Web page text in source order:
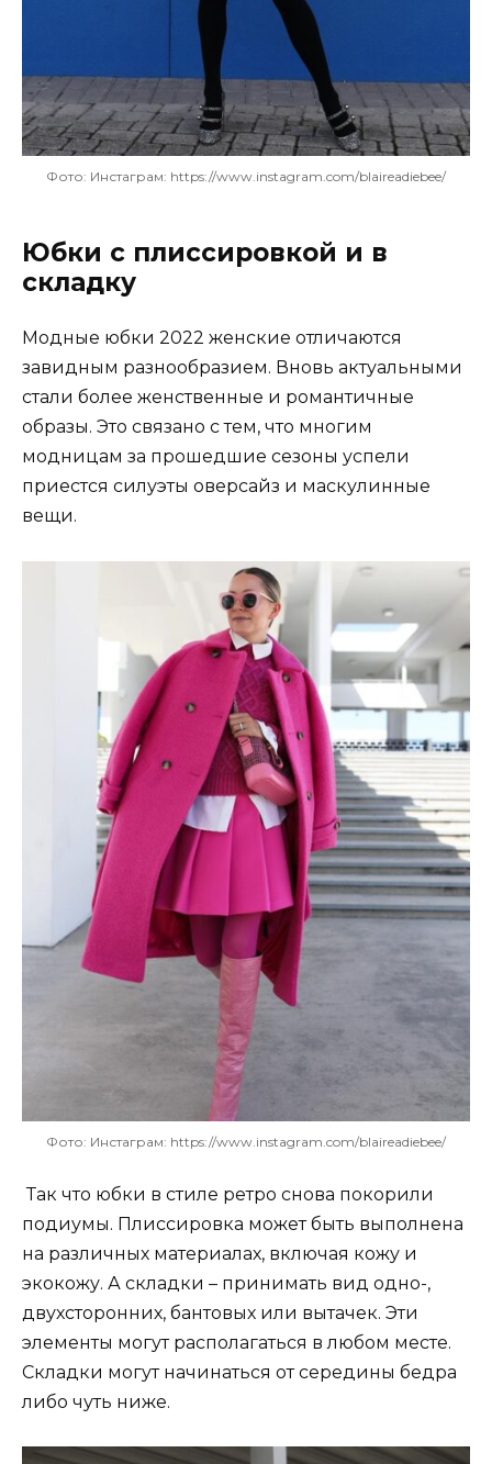
Фото: Инстаграм: https://www.instagram.com/blaireadiebee/
Юбки с плиссировкой и в
складку
Модные юбки 2022 женские отличаются
завидным разнообразием. Вновь актуальными
стали более женственные и романтичные
образы. Это связано с тем, что многим
модницам за прошедшие сезоны успели
приестся силуэты оверсайз и маскулинные
вещи.
Фото: Инстаграм: https://www.instagram.com/blaireadiebee/
Так что юбки в стиле ретро снова покорили
подиумы. Плиссировка может быть выполнена
на различных материалах, включая кожу и
экокожу. А складки – принимать вид одно-,
двухсторонних, бантовых или вытачек. Эти
элементы могут располагаться в любом месте.
Складки могут начинаться от середины бедра
либо чуть ниже.